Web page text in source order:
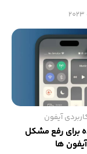
آیفون
برای رفع مشکل
ها